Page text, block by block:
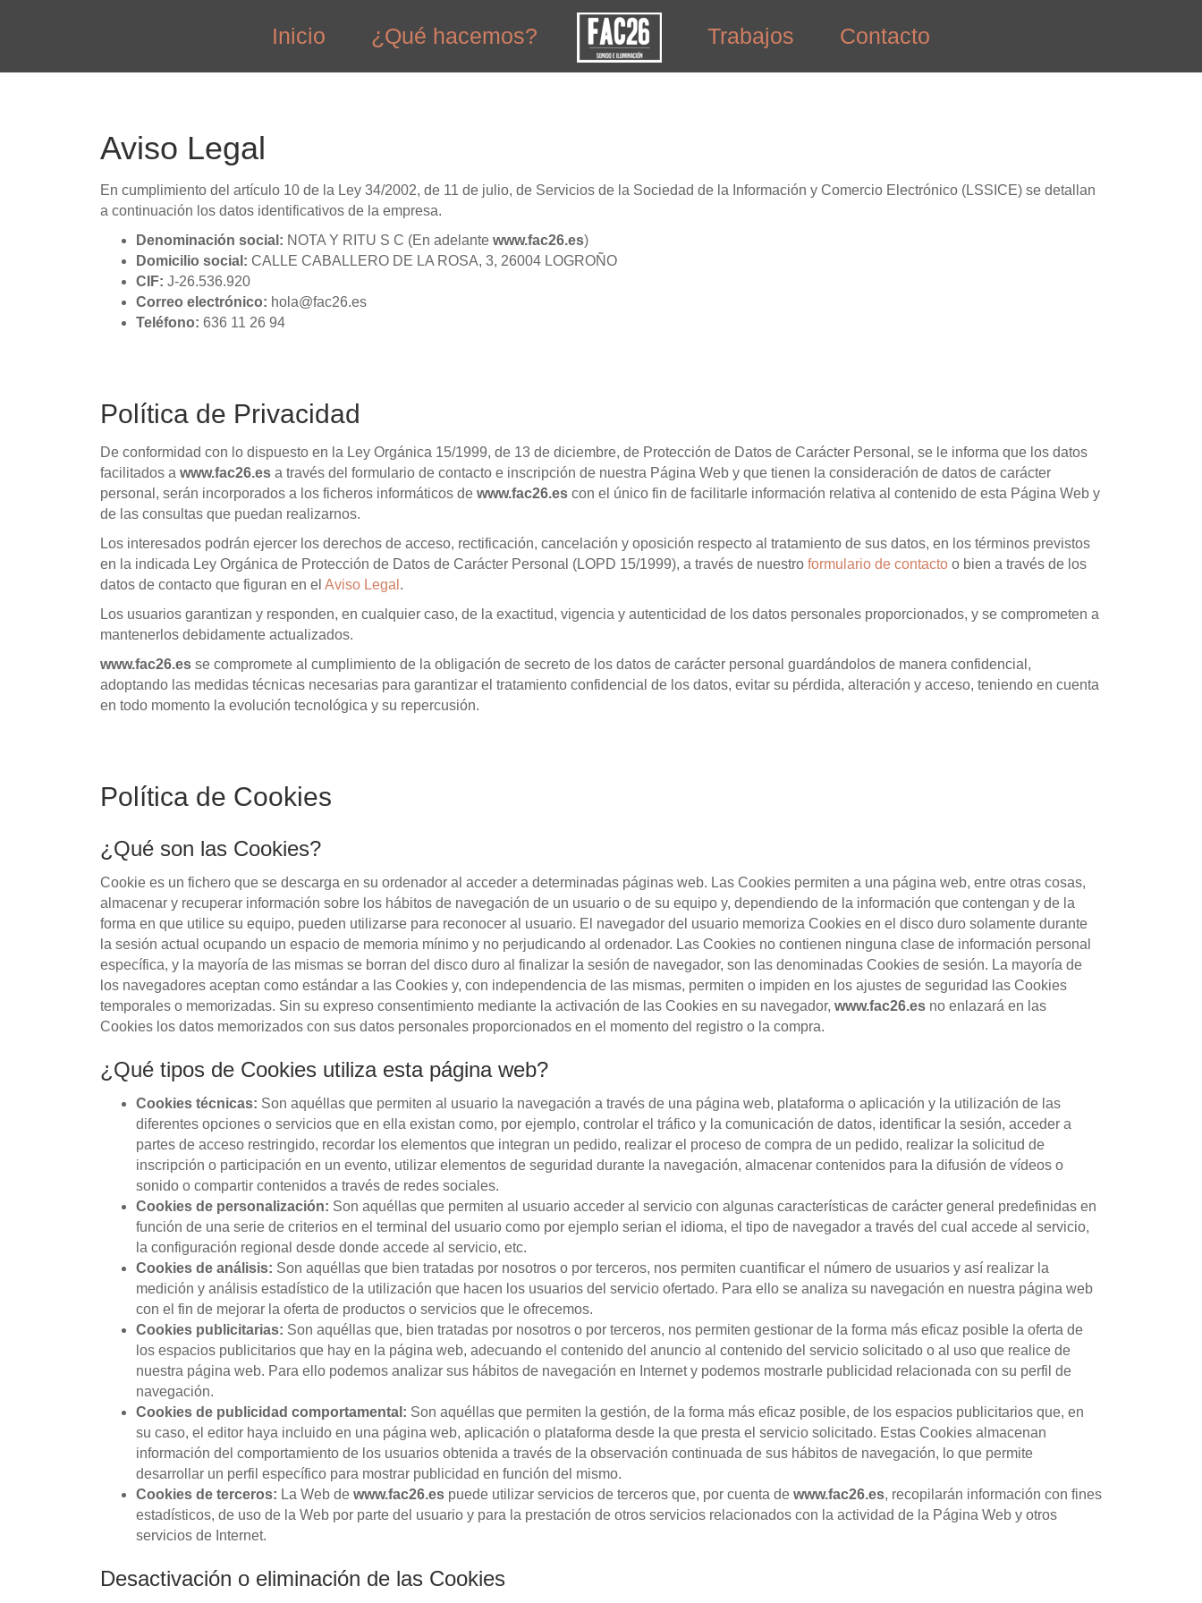
Inicio ¿Qué hacemos? Trabajos Contacto
Aviso Legal
En cumplimiento del artículo 10 de la Ley 34/2002, de 11 de julio, de Servicios de la Sociedad de la Información y Comercio Electrónico (LSSICE) se detallan
a continuación los datos identificativos de la empresa.
Denominación social: NOTA Y RITU S C (En adelante www.fac26.es)
Domicilio social: CALLE CABALLERO DE LA ROSA, 3, 26004 LOGROÑO
CIF: J-26.536.920
Correo electrónico: hola@fac26.es
Teléfono: 636 11 26 94
Política de Privacidad
De conformidad con lo dispuesto en la Ley Orgánica 15/1999, de 13 de diciembre, de Protección de Datos de Carácter Personal, se le informa que los datos
facilitados a www.fac26.es a través del formulario de contacto e inscripción de nuestra Página Web y que tienen la consideración de datos de carácter
personal, serán incorporados a los ficheros informáticos de www.fac26.es con el único fin de facilitarle información relativa al contenido de esta Página Web y
de las consultas que puedan realizarnos.
Los interesados podrán ejercer los derechos de acceso, rectificación, cancelación y oposición respecto al tratamiento de sus datos, en los términos previstos
en la indicada Ley Orgánica de Protección de Datos de Carácter Personal (LOPD 15/1999), a través de nuestro formulario de contacto o bien a través de los
datos de contacto que figuran en el Aviso Legal .
Los usuarios garantizan y responden, en cualquier caso, de la exactitud, vigencia y autenticidad de los datos personales proporcionados, y se comprometen a
mantenerlos debidamente actualizados.
www.fac26.es se compromete al cumplimiento de la obligación de secreto de los datos de carácter personal guardándolos de manera confidencial,
adoptando las medidas técnicas necesarias para garantizar el tratamiento confidencial de los datos, evitar su pérdida, alteración y acceso, teniendo en cuenta
en todo momento la evolución tecnológica y su repercusión.
Política de Cookies
¿Qué son las Cookies?
Cookie es un fichero que se descarga en su ordenador al acceder a determinadas páginas web. Las Cookies permiten a una página web, entre otras cosas,
almacenar y recuperar información sobre los hábitos de navegación de un usuario o de su equipo y, dependiendo de la información que contengan y de la
forma en que utilice su equipo, pueden utilizarse para reconocer al usuario. El navegador del usuario memoriza Cookies en el disco duro solamente durante
la sesión actual ocupando un espacio de memoria mínimo y no perjudicando al ordenador. Las Cookies no contienen ninguna clase de información personal
específica, y la mayoría de las mismas se borran del disco duro al finalizar la sesión de navegador, son las denominadas Cookies de sesión. La mayoría de
los navegadores aceptan como estándar a las Cookies y, con independencia de las mismas, permiten o impiden en los ajustes de seguridad las Cookies
temporales o memorizadas. Sin su expreso consentimiento mediante la activación de las Cookies en su navegador, www.fac26.es no enlazará en las
Cookies los datos memorizados con sus datos personales proporcionados en el momento del registro o la compra.
¿Qué tipos de Cookies utiliza esta página web?
Cookies técnicas: Son aquéllas que permiten al usuario la navegación a través de una página web, plataforma o aplicación y la utilización de las
diferentes opciones o servicios que en ella existan como, por ejemplo, controlar el tráfico y la comunicación de datos, identificar la sesión, acceder a
partes de acceso restringido, recordar los elementos que integran un pedido, realizar el proceso de compra de un pedido, realizar la solicitud de
inscripción o participación en un evento, utilizar elementos de seguridad durante la navegación, almacenar contenidos para la difusión de vídeos o
sonido o compartir contenidos a través de redes sociales.
Cookies de personalización: Son aquéllas que permiten al usuario acceder al servicio con algunas características de carácter general predefinidas en
función de una serie de criterios en el terminal del usuario como por ejemplo serian el idioma, el tipo de navegador a través del cual accede al servicio,
la configuración regional desde donde accede al servicio, etc.
Cookies de análisis: Son aquéllas que bien tratadas por nosotros o por terceros, nos permiten cuantificar el número de usuarios y así realizar la
medición y análisis estadístico de la utilización que hacen los usuarios del servicio ofertado. Para ello se analiza su navegación en nuestra página web
con el fin de mejorar la oferta de productos o servicios que le ofrecemos.
Cookies publicitarias: Son aquéllas que, bien tratadas por nosotros o por terceros, nos permiten gestionar de la forma más eficaz posible la oferta de
los espacios publicitarios que hay en la página web, adecuando el contenido del anuncio al contenido del servicio solicitado o al uso que realice de
nuestra página web. Para ello podemos analizar sus hábitos de navegación en Internet y podemos mostrarle publicidad relacionada con su perfil de
navegación.
Cookies de publicidad comportamental: Son aquéllas que permiten la gestión, de la forma más eficaz posible, de los espacios publicitarios que, en
su caso, el editor haya incluido en una página web, aplicación o plataforma desde la que presta el servicio solicitado. Estas Cookies almacenan
información del comportamiento de los usuarios obtenida a través de la observación continuada de sus hábitos de navegación, lo que permite
desarrollar un perfil específico para mostrar publicidad en función del mismo.
Cookies de terceros: La Web de www.fac26.es puede utilizar servicios de terceros que, por cuenta de www.fac26.es, recopilarán información con fines
estadísticos, de uso de la Web por parte del usuario y para la prestación de otros servicios relacionados con la actividad de la Página Web y otros
servicios de Internet.
Desactivación o eliminación de las Cookies